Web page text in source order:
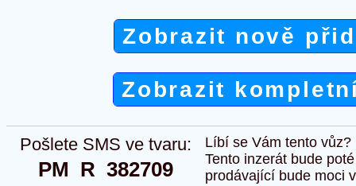
Zobrazit nově
Zobrazit
Pošlete SMS ve tvaru:
PM  R  382709
Líbí se Vám tento
Tento inzerát bude
prodávající bude moci